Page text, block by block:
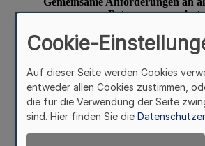
Cookie-
Auf dieser Seite werden Cookies
entweder allen Cookies zustimmen,
die für die Verwendung der Seite
sind. Hier finden Sie die